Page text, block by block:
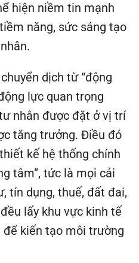
hiện niềm tin mạnh
năng, sức sáng tạo
dịch từ “động
lực quan trọng
nhân được đặt ở vị trí
tăng trưởng. Điều đó
kế hệ thống chính
tâm”, tức là mọi cải
tín dụng, thuế, đất đai,
lấy khu vực kinh tế
kiến tạo môi trường